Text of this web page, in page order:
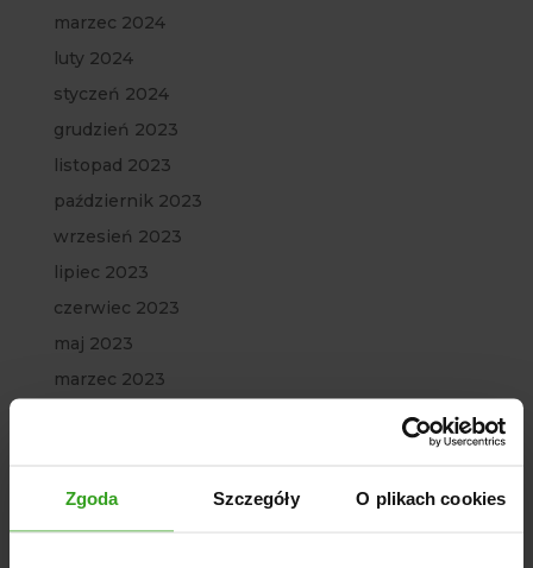
Zgoda Szczegóły O plikach cookies
marzec 2024
luty 2024
styczeń 2024
grudzień 2023
listopad 2023
październik 2023
wrzesień 2023
lipiec 2023
czerwiec 2023
maj 2023
marzec 2023